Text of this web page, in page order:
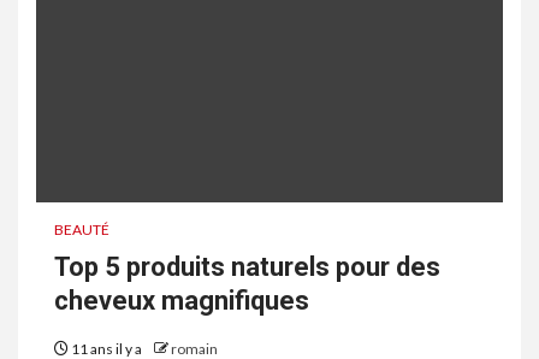
BEAUTÉ
Top 5 produits naturels pour des
cheveux magnifiques
11 ans il y a romain